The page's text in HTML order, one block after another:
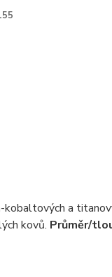
kobaltových a
kovů. Průměr/